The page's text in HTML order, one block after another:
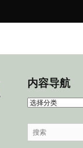
内容导航
内
导
航
Search
for: